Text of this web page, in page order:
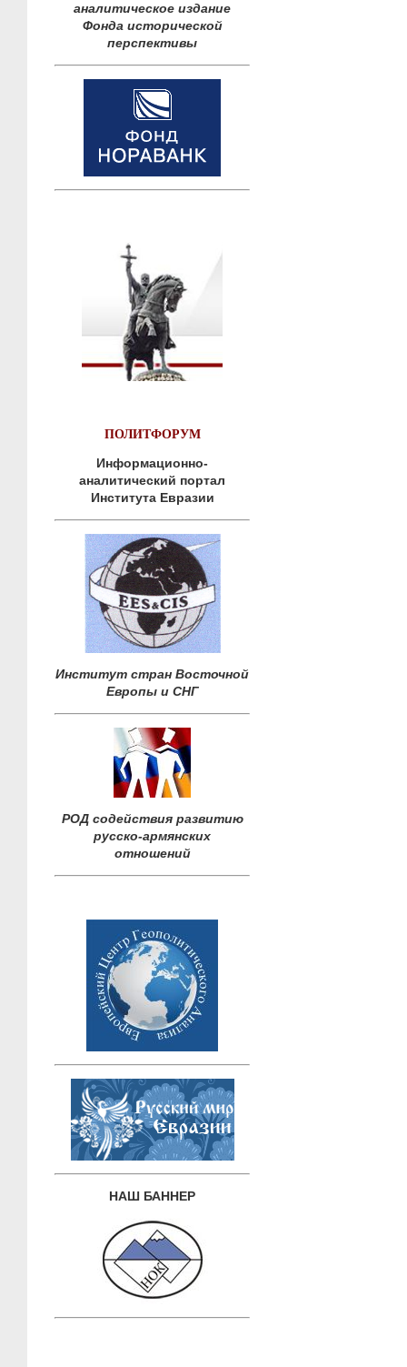
аналитическое издание
Фонда исторической
перспективы
ПОЛИТФОРУМ
Информационно-
аналитический портал
Института Евразии
Институт стран Восточной
Европы и СНГ
РОД содействия развитию
русско-армянских
отношений
НАШ БАННЕР